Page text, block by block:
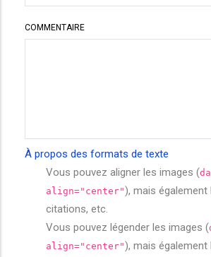
COMMENTAIRE
À propos des formats de texte
Vous pouvez aligner les images (
align="center"), mais également
citations, etc.
Vous pouvez légender les images (
align="center"), mais également